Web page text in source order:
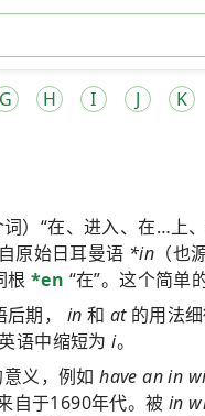
G H I J K
词）“在、进入、在…
原始日耳曼语 *in （
根*en “在”。这个简单
期， in 和 at的用法细
语中缩短为i。
意义，例如have an in
自于1690年代。被in